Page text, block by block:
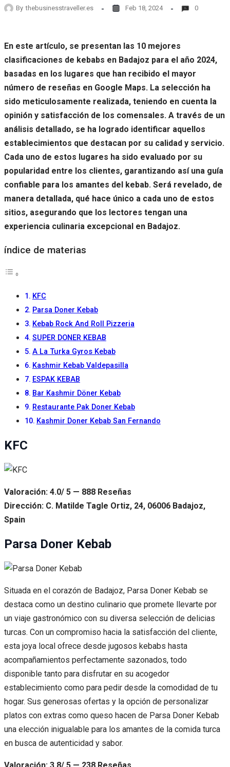
By thebusinesstraveller.es Feb 18, 2024 0
En este artículo, se presentan las 10 mejores
clasificaciones de kebabs en Badajoz para el año 2024,
basadas en los lugares que han recibido el mayor
número de reseñas en Google Maps. La selección ha
sido meticulosamente realizada, teniendo en cuenta la
opinión y satisfacción de los comensales. A través de un
análisis detallado, se ha logrado identificar aquellos
establecimientos que destacan por su calidad y servicio.
Cada uno de estos lugares ha sido evaluado por su
popularidad entre los clientes, garantizando así una guía
confiable para los amantes del kebab. Será revelado, de
manera detallada, qué hace único a cada uno de estos
sitios, asegurando que los lectores tengan una
experiencia culinaria excepcional en Badajoz.
índice de materias
KFC
Parsa Doner Kebab
Kebab Rock And Roll Pizzeria
SUPER DONER KEBAB
A La Turka Gyros Kebab
Kashmir Kebab Valdepasilla
ESPAK KEBAB
Bar Kashmir Döner Kebab
Restaurante Pak Doner Kebab
Kashmir Doner Kebab San Fernando
KFC
Valoración: 4.0/ 5 — 888 Reseñas
Dirección: C. Matilde Tagle Ortiz, 24, 06006 Badajoz,
Spain
Parsa Doner Kebab
Situada en el corazón de Badajoz, Parsa Doner Kebab se
destaca como un destino culinario que promete llevarte por
un viaje gastronómico con su diversa selección de delicias
turcas. Con un compromiso hacia la satisfacción del cliente,
esta joya local ofrece desde jugosos kebabs hasta
acompañamientos perfectamente sazonados, todo
disponible tanto para disfrutar en su acogedor
establecimiento como para pedir desde la comodidad de tu
hogar. Sus generosas ofertas y la opción de personalizar
platos con extras como queso hacen de Parsa Doner Kebab
una elección inigualable para los amantes de la comida turca
en busca de autenticidad y sabor.
Valoración: 3.8/ 5 — 238 Reseñas